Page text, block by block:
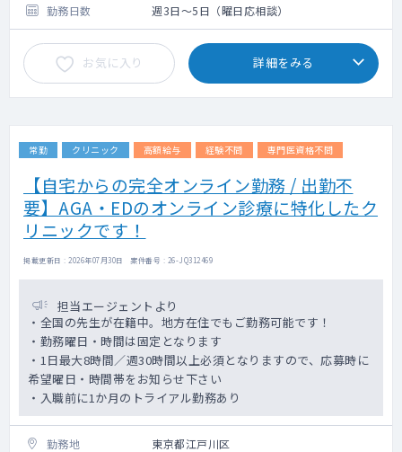
専門的な診察ではなく一時的な対応や処方程
度となります。
管理医師を行っていただける方の募集になり
ます。
650万～
◇管理医師
720万～
勤務日数 週3日～5日（曜日応相談）
お気に入り 詳細をみる
常勤 クリニック 高額給与 経験不問 専門医資格不問
【自宅からの完全オンライン勤務 / 出勤不
要】AGA・EDのオンライン診療に特化したク
リニックです！
掲載更新日 : 2026年07月30日 案件番号 : 26-JQ312469
担当エージェントより
・全国の先生が在籍中。地方在住でもご勤務可能です！
・勤務曜日・時間は固定となります
・1日最大8時間／週30時間以上必須となりますので、応募時に
希望曜日・時間帯をお知らせ下さい
・入職前に1か月のトライアル勤務あり
勤務地 東京都江戸川区